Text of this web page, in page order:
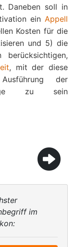
Daneben soll in
ein Appell
Kosten für die
und 5) die
berücksichtigen,
, mit der diese
der
zu sein
im